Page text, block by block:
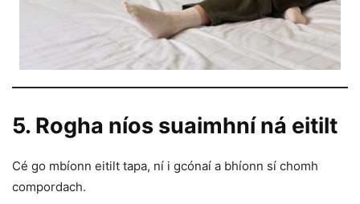
5. Rogha níos suaimhní ná eitilt
Cé go mbíonn eitilt tapa, ní i gcónaí a bhíonn sí chomh
compordach.